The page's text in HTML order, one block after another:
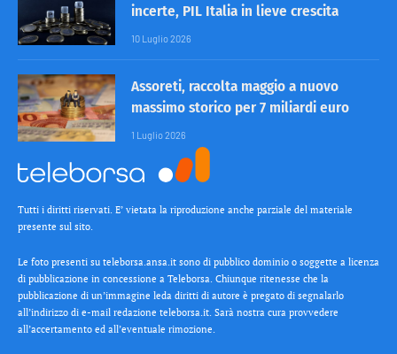
incerte, PIL Italia in lieve crescita
10 Luglio 2026
Assoreti, raccolta maggio a nuovo
massimo storico per 7 miliardi euro
1 Luglio 2026
Tutti i diritti riservati. E’ vietata la riproduzione anche parziale del materiale
presente sul sito.
Le foto presenti su teleborsa.ansa.it sono di pubblico dominio o soggette a licenza
di pubblicazione in concessione a Teleborsa. Chiunque ritenesse che la
pubblicazione di un’immagine leda diritti di autore è pregato di segnalarlo
all’indirizzo di e-mail redazione teleborsa.it. Sarà nostra cura provvedere
all’accertamento ed all’eventuale rimozione.